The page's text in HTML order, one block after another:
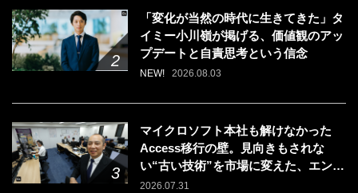
「変化が当然の時代に生きてきた」タ
イミー小川嶺が掲げる、価値観のアッ
プデートと自責思考という信念
NEW! 2026.08.03
マイクロソフト本社も解けなかった
Access移行の壁。見向きもされな
い“古い技術”を市場に変えた、エンジ
ニアの「戦う場所」の選び方
2026.07.31